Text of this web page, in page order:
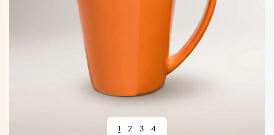
1 2 3 4